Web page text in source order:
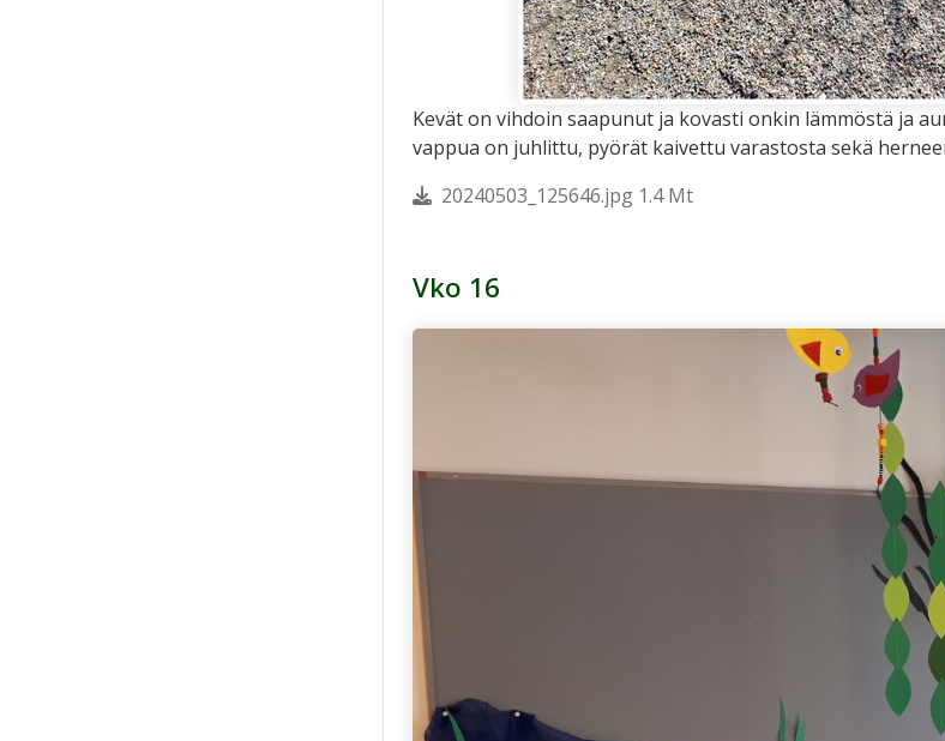
Kevät on vihdoin saapunut ja kovasti onkin lämmöstä ja
vappua on juhlittu, pyörät kaivettu varastosta sekä
20240503_125646.jpg 1.4 Mt
Vko 16